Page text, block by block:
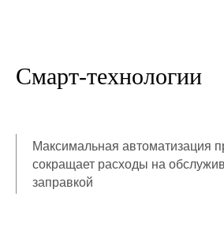
Смарт-технологии
Максимальная автоматизация
сокращает расходы на
заправкой